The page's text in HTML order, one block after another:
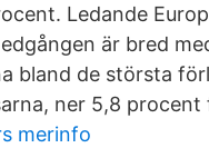
Ledande
är bred
bland de största
ner 5,8
merinfo